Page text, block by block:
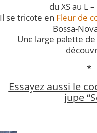
du XS au L
Il se tricote en Fleur de
Bossa-
Une large palette
*
Essayez aussi le
jupe